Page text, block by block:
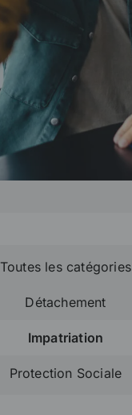
Toutes les catégories
Détachement
Impatriation
Protection Sociale